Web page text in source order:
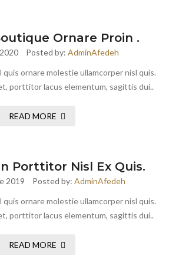
Ornare Proin .
Posted by: AdminAfedeh
quis ornare molestie ullamcorper nisl quis.
porttitor lacus elementum, sagittis dui..
READ MORE
Porttitor Nisl Ex Quis.
2019 Posted by: AdminAfedeh
quis ornare molestie ullamcorper nisl quis.
porttitor lacus elementum, sagittis dui..
READ MORE